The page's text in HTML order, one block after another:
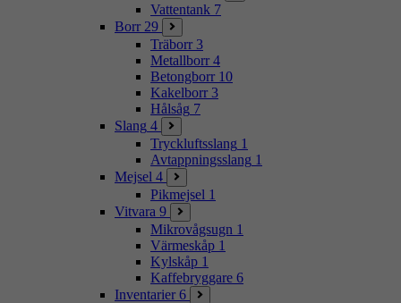
Vattentank 7
Borr 29
Träborr 3
Metallborr 4
Betongborr 10
Kakelborr 3
Hålsåg 7
Slang 4
Tryckluftsslang 1
Avtappningsslang 1
Mejsel 4
Pikmejsel 1
Vitvara 9
Mikrovågsugn 1
Värmeskåp 1
Kylskåp 1
Kaffebryggare 6
Inventarier 6